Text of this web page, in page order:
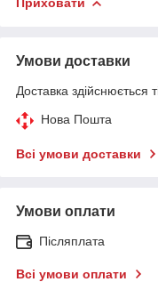
Умови доставки
Доставка здійснюється
Нова Пошта
Всі умови доставки
Умови оплати
Післяплата
Всі умови оплати